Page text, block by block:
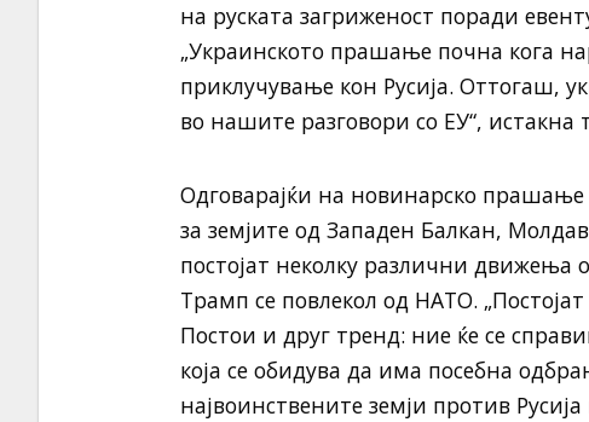
на руската загриженост поради
„Украинското прашање почна кога
приклучување кон Русија. Оттогаш,
во нашите разговори со ЕУ“, истакна
Одговарајќи на новинарско
за земјите од Западен Балкан,
постојат неколку различни движења
Трамп се повлекол од НАТО.
Постои и друг тренд: ние ќе се
која се обидува да има посебна
највоинствените земји против